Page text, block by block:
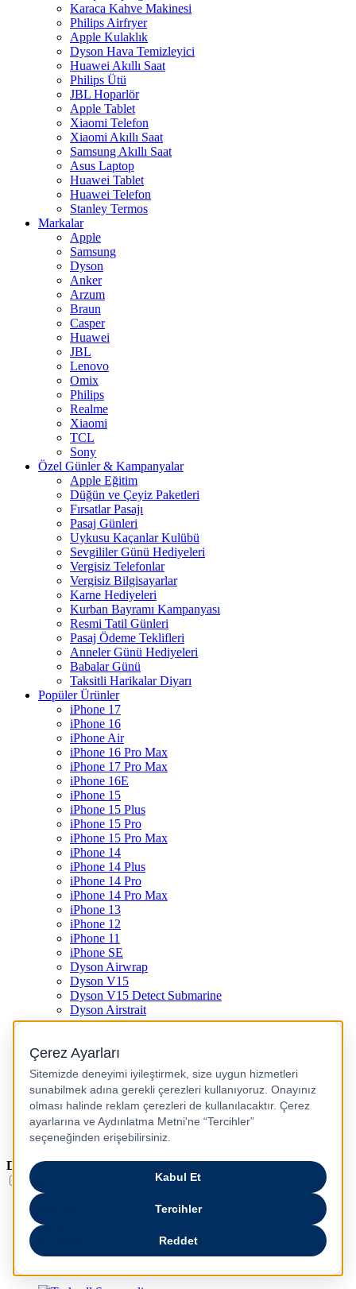
Karaca Kahve Makinesi
Philips Airfryer
Apple Kulaklık
Dyson Hava Temizleyici
Huawei Akıllı Saat
Philips Ütü
JBL Hoparlör
Apple Tablet
Xiaomi Telefon
Xiaomi Akıllı Saat
Samsung Akıllı Saat
Asus Laptop
Huawei Tablet
Huawei Telefon
Stanley Termos
Markalar
Apple
Samsung
Dyson
Anker
Arzum
Braun
Casper
Huawei
JBL
Lenovo
Omix
Philips
Realme
Xiaomi
TCL
Sony
Özel Günler & Kampanyalar
Apple Eğitim
Düğün ve Çeyiz Paketleri
Fırsatlar Pasajı
Pasaj Günleri
Uykusu Kaçanlar Kulübü
Sevgililer Günü Hediyeleri
Vergisiz Telefonlar
Vergisiz Bilgisayarlar
Karne Hediyeleri
Kurban Bayramı Kampanyası
Resmi Tatil Günleri
Pasaj Ödeme Teklifleri
Anneler Günü Hediyeleri
Babalar Günü
Taksitli Harikalar Diyarı
Popüler Ürünler
iPhone 17
iPhone 16
iPhone Air
iPhone 16 Pro Max
iPhone 17 Pro Max
iPhone 16E
iPhone 15
iPhone 15 Plus
iPhone 15 Pro
iPhone 15 Pro Max
iPhone 14
iPhone 14 Plus
iPhone 14 Pro
iPhone 14 Pro Max
iPhone 13
iPhone 12
iPhone 11
iPhone SE
Dyson Airwrap
Dyson V15
Dyson V15 Detect Submarine
Dyson Airstrait
Dyson V12
Samsung Galaxy S25
Samsung Galaxy S25 Ultra
PS5 / Playstation 5
PS4 / Playstation 4
Nintendo Switch
Xbox Series S
Xbox Series X
Dil
Türkçe
عربى